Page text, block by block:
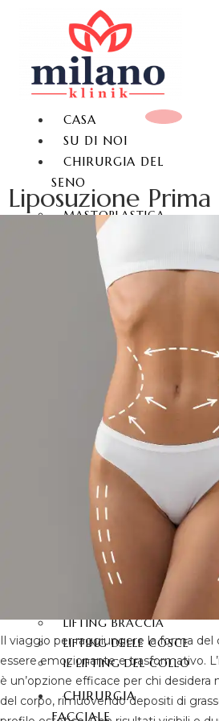
CASA
SU DI NOI
CHIRURGIA DEL
SENO
MASTOPLASTICA
ADDITIVA
MASTOPESSI
MASTOPLASTICA
RIDUTTIVA
GINECOMASTIA
CHIRURGIA DEL
LIPOSUZIONE
LIPOSUZIONE VASER
LIPOSUZIONE A 360
ADDOMINOPLASTICA
ADDOMINOPLASTICA 360
MOMMY MAKEOVER
IL LIFTING BRASILIANO DEI
SIX PACK TURCHIA
LIFTING BRACCIA
LIFTING DELLE COSCE
IL LIFTING DEL COLLO
CHIRURGIA
FACCIALE
Liposuzione
Il viaggio per raggiungere la forma del
essere emozionante e trasformativo.
è un’opzione efficace per chi desidera
del corpo, rimuovendo depositi di